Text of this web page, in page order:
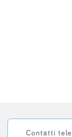
Contatti